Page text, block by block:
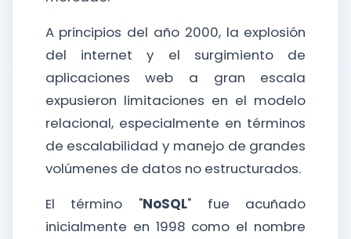
A principios del año 2000, la explosión
del internet y el surgimiento de
aplicaciones web a gran escala
expusieron limitaciones en el modelo
relacional, especialmente en términos
de escalabilidad y manejo de grandes
volúmenes de datos no estructurados.
El término "NoSQL" fue acuñado
inicialmente en 1998 como el nombre